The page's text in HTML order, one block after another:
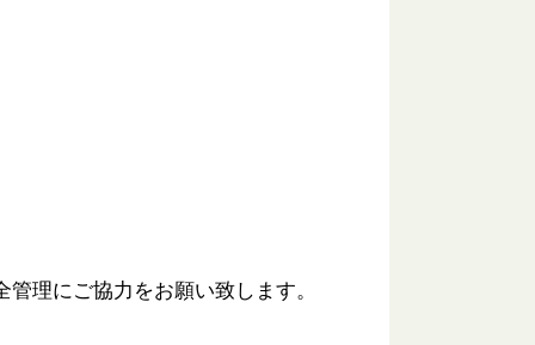
理にご協力をお願い致します。